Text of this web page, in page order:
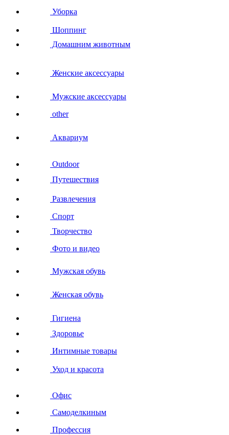
Уборка
Шоппинг
Домашним животным
Женские аксессуары
Мужские аксессуары
other
Аквариум
Outdoor
Путешествия
Развлечения
Спорт
Творчество
Фото и видео
Мужская обувь
Женская обувь
Гигиена
Здоровье
Интимные товары
Уход и красота
Офис
Самоделкиным
Профессия